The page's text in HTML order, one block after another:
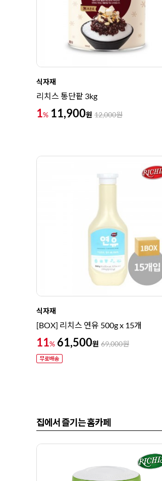
식자재
리치스 통단팥 3kg
1% 11,900원 12,000원
식자재
[BOX] 리치스 연유 500g x 15개
11% 61,500원 69,000원
집에서 즐기는 홈카페